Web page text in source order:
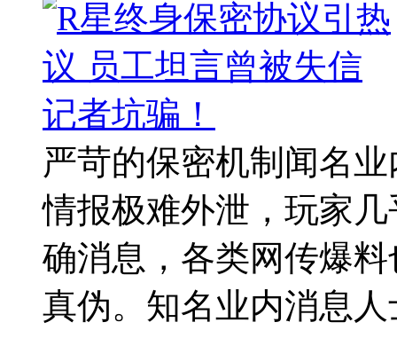
严苛的保密机制闻名
情报极难外泄，玩家
确消息，各类网传爆
真伪。知名业内消息